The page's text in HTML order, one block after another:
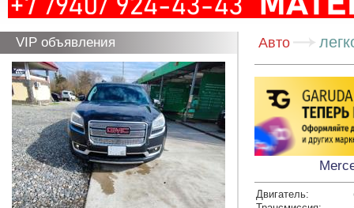
VIP объявления Авто
Двигатель: